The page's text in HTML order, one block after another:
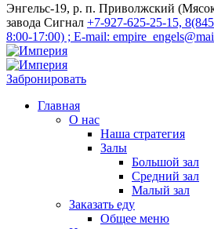
Энгельс-19, р. п. Приволжский
завода Сигнал +7-927-625-25-15,
8:00-17:00) ; E-mail:
Забронировать
Главная
О нас
Наша стратегия
Залы
Большой зал
Средний зал
Малый зал
Заказать еду
Общее меню